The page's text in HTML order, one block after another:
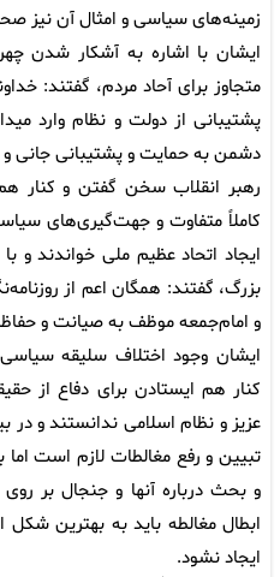
زمینه‌های سیاسی و امثال آن نیز
ایشان با اشاره به آشکار شدن
متجاوز برای آحاد مردم، گفتند:
پشتیبانی از دولت و نظام وارد
دشمن به حمایت و پشتیبانی جانی و
رهبر انقلاب سخن گفتن و کنار
کاملاً متفاوت و جهت‌گیری‌های
ایجاد اتحاد عظیم ملی خواندند و
بزرگ، گفتند: همگان اعم از
و امام‌جمعه موظف به صیانت و
ایشان وجود اختلاف سلیقه
کنار هم ایستادن برای دفاع از
عزیز و نظام اسلامی ندانستند و در
تبیین و رفع مغالطات لازم است اما
و بحث درباره آنها و جنجال بر
ابطال مغالطه باید به بهترین
ایجاد نشود.